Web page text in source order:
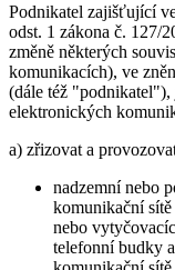
Podnikatel zajišťující
odst. 1 zákona č. 127/
změně některých
komunikacích), ve
(dále též "podnikatel"),
elektronických
a) zřizovat a
nadzemní nebo
komunikační
nebo
telefonní budky